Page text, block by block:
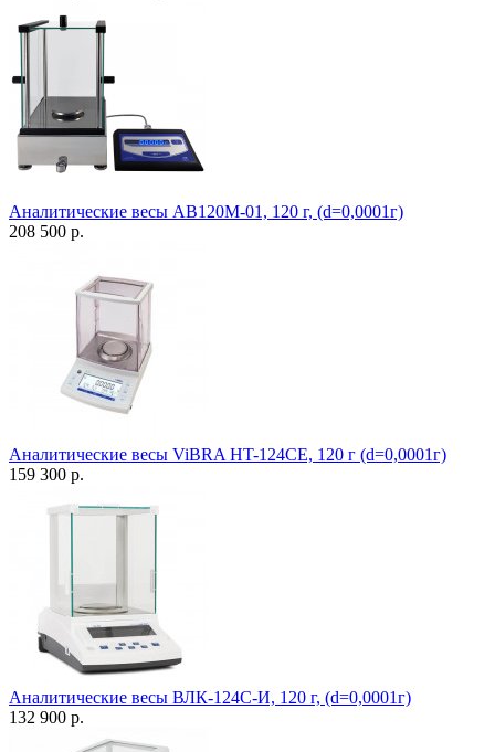
Аналитические весы АВ120М-01, 120 г, (d=0,0001г)
208 500 р.
Аналитические весы ViBRA HT-124CE, 120 г (d=0,0001г)
159 300 р.
Аналитические весы ВЛК-124С-И, 120 г, (d=0,0001г)
132 900 р.